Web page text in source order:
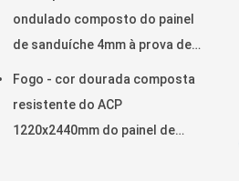
ondulado composto do painel
de sanduíche 4mm à prova de
Fogo - cor dourada composta
resistente do ACP
1220x2440mm do painel de